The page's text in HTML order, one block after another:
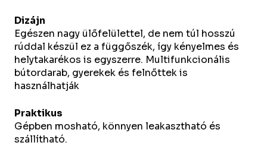
Dizájn
Egészen nagy ülőfelülettel, de nem túl hosszú
rúddal készül ez a függőszék, így kényelmes és
helytakarékos is egyszerre. Multifunkcionális
bútordarab, gyerekek és felnőttek is
használhatják
Praktikus
Gépben mosható, könnyen leakasztható és
szállítható.